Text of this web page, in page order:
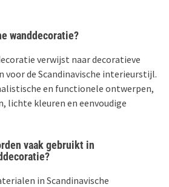
wanddecoratie?
verwijst naar decoratieve
voor de Scandinavische interieurstijl.
en functionele ontwerpen,
lichte kleuren en eenvoudige
vaak gebruikt in
in Scandinavische